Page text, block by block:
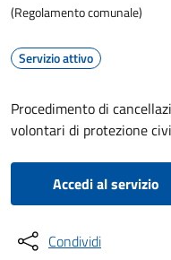
(Regolamento comunale)
Servizio attivo
Procedimento di
volontari di protezione
Accedi al servizio
Condividi